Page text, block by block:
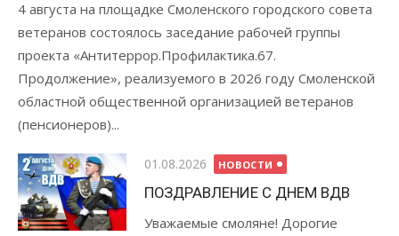
4 августа на площадке Смоленского городского совета
ветеранов состоялось заседание рабочей группы
проекта «Антитеррор.Профилактика.67.
Продолжение», реализуемого в 2026 году Смоленской
областной общественной организацией ветеранов
(пенсионеров)...
Опубликовано
01.08.2026 НОВОСТИ
ПОЗДРАВЛЕНИЕ С ДНЕМ ВДВ
Уважаемые смоляне! Дорогие